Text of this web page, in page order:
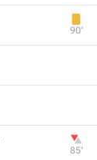
90‎’‎
85‎’‎